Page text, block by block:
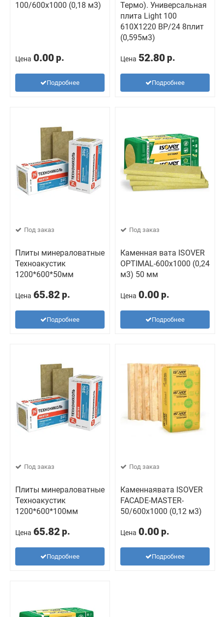
100/600х1000 (0,18 м3)
Цена 0.00 р.
Подробнее
Термо). Универсальная
плита Light 100
610X1220 BP/24 8плит
(0,595м3)
Цена 52.80 р.
Подробнее
Под заказ
Плиты минераловатные
Техноакустик
1200*600*50мм
Цена 65.82 р.
Подробнее
Под заказ
Каменная вата ISOVER
OPTIMAL-600x1000 (0,24
м3) 50 мм
Цена 0.00 р.
Подробнее
Под заказ
Плиты минераловатные
Техноакустик
1200*600*100мм
Цена 65.82 р.
Подробнее
Под заказ
Каменнаявата ISOVER
FACADE-MASTER-
50/600x1000 (0,12 м3)
Цена 0.00 р.
Подробнее